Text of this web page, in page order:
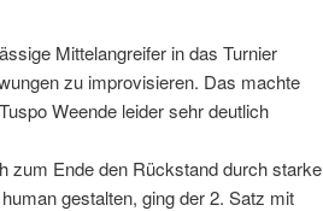
Mittelangreifer in das Turnier
zu improvisieren. Das machte
Weende leider sehr deutlich
zum Ende den Rückstand durch starke
gestalten, ging der 2. Satz mit